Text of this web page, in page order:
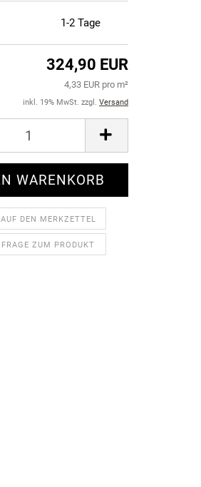
1-2 Tage
324,90 EUR
4,33 EUR pro m²
inkl. 19% MwSt. zzgl. Versand
AUF DEN MERKZETTEL
FRAGE ZUM PRODUKT